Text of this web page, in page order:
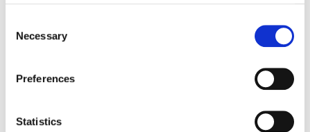
Selection
Necessary
Preferences
Statistics
Pravni oblik subjekta
Status subjekta